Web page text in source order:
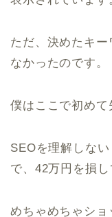
ただ、決めたキ
なかったのです。
僕はここで初めて
SEOを理解しな
で、42万円を損し
めちゃめちゃショ